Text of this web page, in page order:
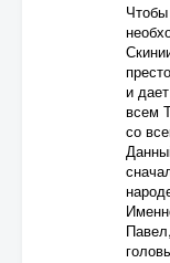
и
всем
со